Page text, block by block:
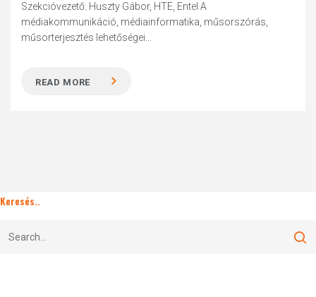
Szekcióvezető: Huszty Gábor, HTE, Entel A
médiakommunikáció, médiainformatika, műsorszórás,
műsorterjesztés lehetőségei...
READ MORE
Keresés..